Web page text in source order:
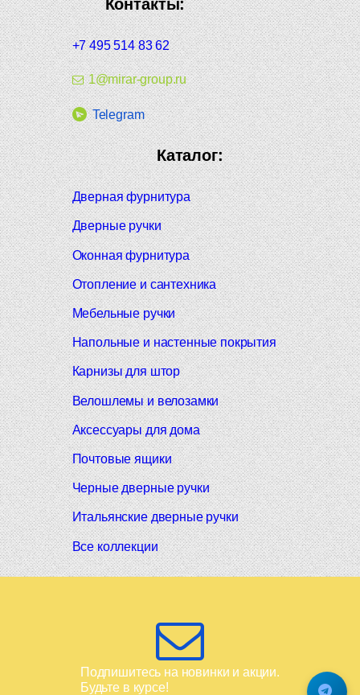
Контакты:
+7 495 514 83 62
1@mirar-group.ru
Telegram
Каталог:
Дверная фурнитура
Дверные ручки
Оконная фурнитура
Отопление и сантехника
Мебельные ручки
Напольные и настенные покрытия
Карнизы для штор
Велошлемы и велозамки
Аксессуары для дома
Почтовые ящики
Черные дверные ручки
Итальянские дверные ручки
Все коллекции
Подпишитесь на новинки и акции.
Будьте в курсе!